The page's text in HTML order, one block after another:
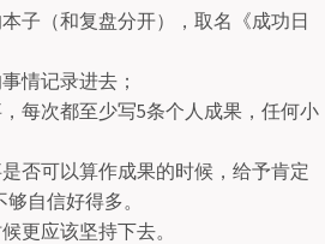
子（和复盘分开），取名《成功日
情记录进去；
每次都至少写5条个人成果，任何小
否可以算作成果的时候，给予肯定
自信好得多。
更应该坚持下去。